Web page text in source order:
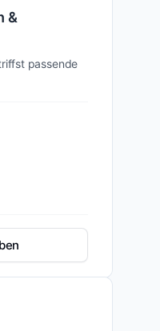
&
passende